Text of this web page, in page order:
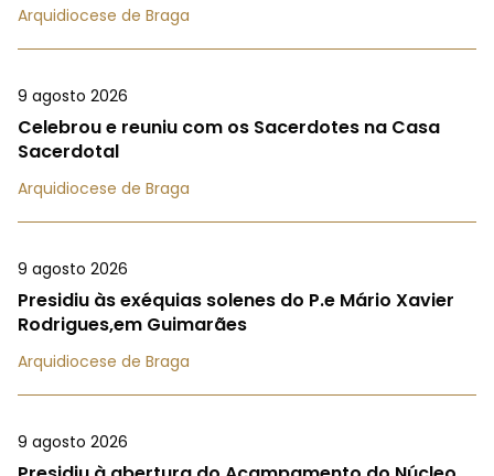
Arquidiocese de Braga
9 agosto 2026
Celebrou e reuniu com os Sacerdotes na Casa
Sacerdotal
Arquidiocese de Braga
9 agosto 2026
Presidiu às exéquias solenes do P.e Mário Xavier
Rodrigues,em Guimarães
Arquidiocese de Braga
9 agosto 2026